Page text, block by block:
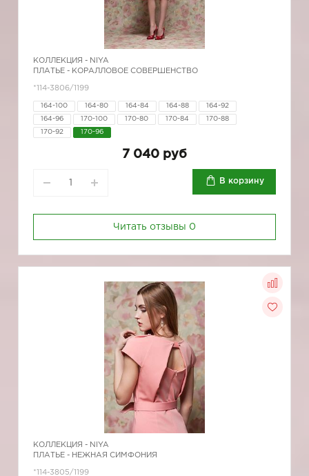
КОЛЛЕКЦИЯ - NIYA
ПЛАТЬЕ - КОРАЛЛОВОЕ СОВЕРШЕНСТВО
*114-3806/1199
164-100 164-80 164-84 164-88 164-92
164-96 170-100 170-80 170-84 170-88
170-92 170-96
7 040 руб
В корзину
Читать отзывы 0
КОЛЛЕКЦИЯ - NIYA
ПЛАТЬЕ - НЕЖНАЯ СИМФОНИЯ
*114-3805/1199